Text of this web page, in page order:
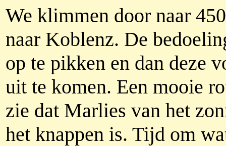
We klimmen door naar
naar Koblenz. De
op te pikken en dan deze
uit te komen. Een mooie
zie dat Marlies van het
het knappen is. Tijd om